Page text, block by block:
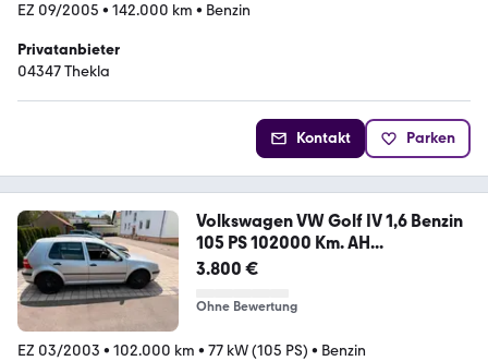
EZ 09/2005 • 142.000 km • Benzin
Privatanbieter
04347 Thekla
Kontakt Parken
Volkswagen VW Golf IV 1,6 Benzin
105 PS 102000 Km. AH...
3.800 €
Ohne Bewertung
EZ 03/2003 • 102.000 km • 77 kW (105 PS) • Benzin